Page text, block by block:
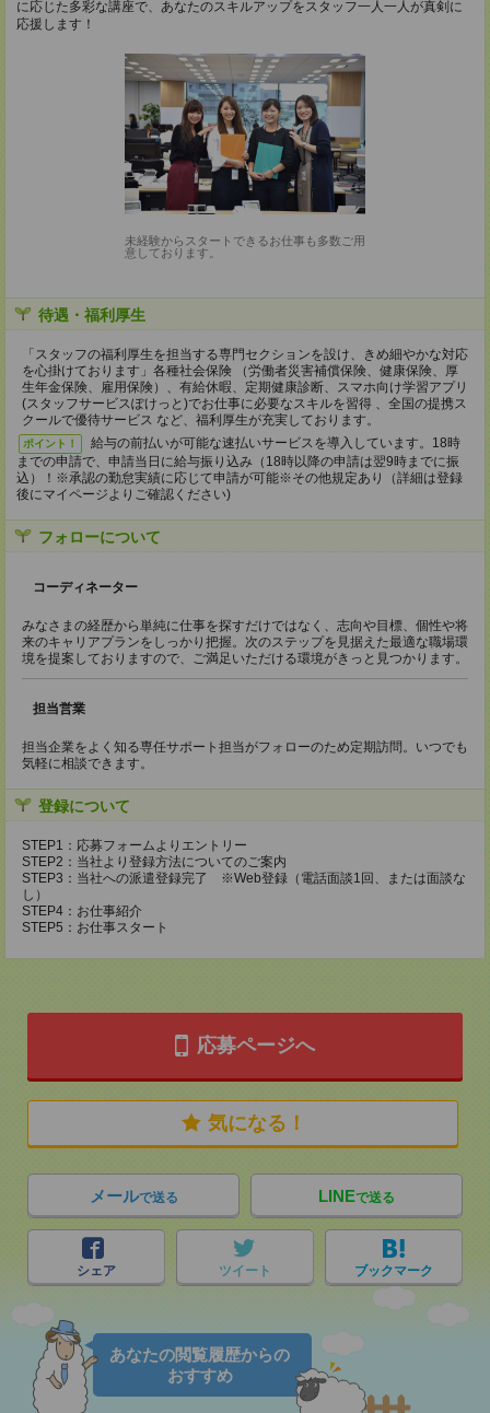
に応じた多彩な講座で、あなたのスキルアップをスタッフ一人一人が真剣に
応援します！
未経験からスタートできるお仕事も多数ご用
意しております。
待遇・福利厚生
「スタッフの福利厚生を担当する専門セクションを設け、きめ細やかな対応
を心掛けております」各種社会保険 （労働者災害補償保険、健康保険、厚
生年金保険、雇用保険）、有給休暇、定期健康診断、スマホ向け学習アプリ
(スタッフサービスぽけっと)でお仕事に必要なスキルを習得 、全国の提携ス
クールで優待サービス など、福利厚生が充実しております。
ポイント！
給与の前払いが可能な速払いサービスを導入しています。18時
までの申請で、申請当日に給与振り込み（18時以降の申請は翌9時までに振
込）！※承認の勤怠実績に応じて申請が可能※その他規定あり（詳細は登録
後にマイページよりご確認ください)
フォローについて
コーディネーター
みなさまの経歴から単純に仕事を探すだけではなく、志向や目標、個性や将
来のキャリアプランをしっかり把握。次のステップを見据えた最適な職場環
境を提案しておりますので、ご満足いただける環境がきっと見つかります。
担当営業
担当企業をよく知る専任サポート担当がフォローのため定期訪問。いつでも
気軽に相談できます。
登録について
STEP1：応募フォームよりエントリー
STEP2：当社より登録方法についてのご案内
STEP3：当社への派遣登録完了 ※Web登録（電話面談1回、または面談な
し）
STEP4：お仕事紹介
STEP5：お仕事スタート
応募ページへ
気になる！
メールで送る LINEで送る
シェア ツイート ブックマーク
あなたの閲覧履歴からの
おすすめ